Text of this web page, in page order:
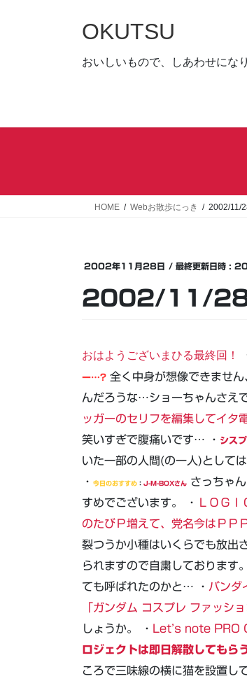
キ
に
OKUTSU
おいしいもので、しあわせにな
HOME Webお散歩にっき 2002/11/
2002年11月28日 / 最終更新日時 :
2002/11/
おはようございまひる最終回！
ー…? 全く中身が想像できませ
んだろうな…ショーちゃんさえ
ッガーのセリフを編集してイタ
笑いすぎで腹痛いです… ・ シス
いた一部の人間(の一人)として
・
今日のおすすめ ： J-M-BOXさん
さっちゃ
すめでございます。 ・
ＬＯＧ
のたびＰ増えて、党名今はＰ
裂つうか小種はいくらでも放出
られますので自粛しております
ても呼ばれたのかと… ・ バンダ
「ガンダム コスプレ ファッショ
しょうか。 ・
Let’s note PRO
ロジェクトは即日解散してもらう
ころで三味線の横に猫を設置し